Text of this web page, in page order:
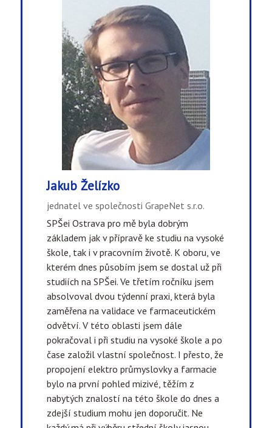
Jakub Želízko
jednatel ve společnosti GrapeNet s.r.o.
SPŠei Ostrava pro mě byla dobrým
základem jak v přípravě ke studiu na vysoké
škole, tak i v pracovním životě. K oboru, ve
kterém dnes působím jsem se dostal už při
studiích na SPŠei. Ve třetím ročníku jsem
absolvoval dvou týdenní praxi, která byla
zaměřena na validace ve farmaceutickém
odvětví. V této oblasti jsem dále
pokračoval i při studiu na vysoké škole a po
čase založil vlastní společnost. I přesto, že
propojení elektro průmyslovky a farmacie
bylo na první pohled mizivé, těžím z
nabytých znalostí na této škole do dnes a
zdejší studium mohu jen doporučit. Ne